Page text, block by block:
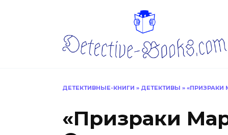
ДЕТЕКТИВНЫЕ-КНИГИ » ДЕТЕКТИВЫ » «ПРИЗРАКИ
«Призраки